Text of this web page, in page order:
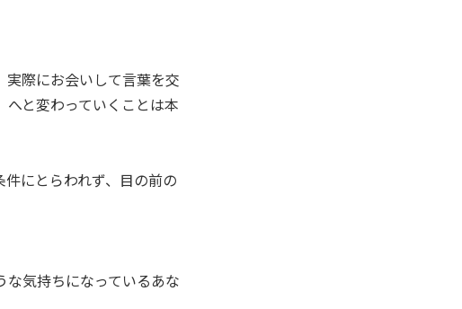
際にお会いして言葉を交
と変わっていくことは本
にとらわれず、目の前の
気持ちになっているあな